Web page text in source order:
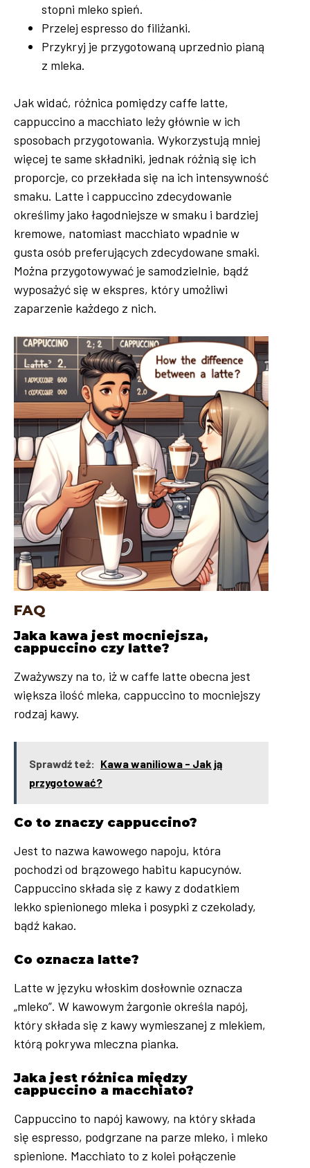
stopni mleko spień.
Przelej espresso do filiżanki.
Przykryj je przygotowaną uprzednio pianą
z mleka.
Jak widać, różnica pomiędzy caffe latte,
cappuccino a macchiato leży głównie w ich
sposobach przygotowania. Wykorzystują mniej
więcej te same składniki, jednak różnią się ich
proporcje, co przekłada się na ich intensywność
smaku. Latte i cappuccino zdecydowanie
określimy jako łagodniejsze w smaku i bardziej
kremowe, natomiast macchiato wpadnie w
gusta osób preferujących zdecydowane smaki.
Można przygotowywać je samodzielnie, bądź
wyposażyć się w ekspres, który umożliwi
zaparzenie każdego z nich.
FAQ
Jaka kawa jest mocniejsza,
cappuccino czy latte?
Zważywszy na to, iż w caffe latte obecna jest
większa ilość mleka, cappuccino to mocniejszy
rodzaj kawy.
Sprawdź też: Kawa waniliowa - Jak ją
przygotować?
Co to znaczy cappuccino?
Jest to nazwa kawowego napoju, która
pochodzi od brązowego habitu kapucynów.
Cappuccino składa się z kawy z dodatkiem
lekko spienionego mleka i posypki z czekolady,
bądź kakao.
Co oznacza latte?
Latte w języku włoskim dosłownie oznacza
„mleko”. W kawowym żargonie określa napój,
który składa się z kawy wymieszanej z mlekiem,
którą pokrywa mleczna pianka.
Jaka jest różnica między
cappuccino a macchiato?
Cappuccino to napój kawowy, na który składa
się espresso, podgrzane na parze mleko, i mleko
spienione. Macchiato to z kolei połączenie